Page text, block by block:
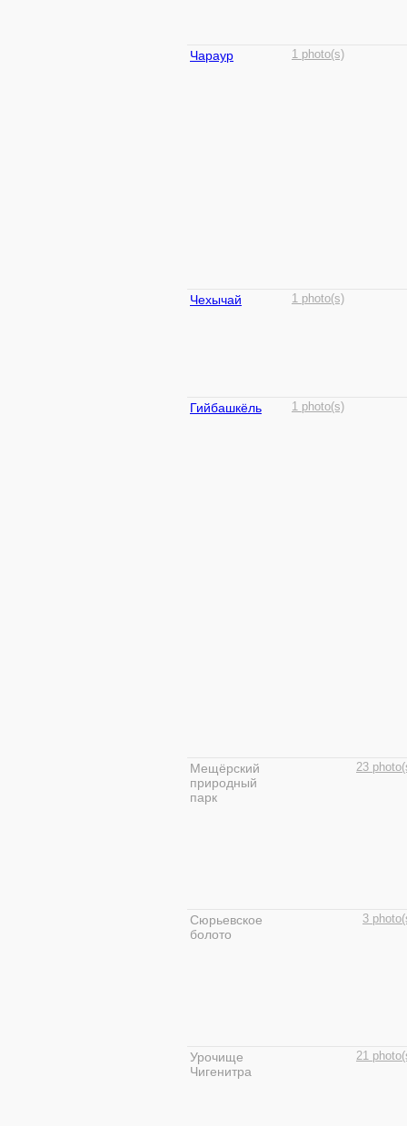
Чараур 1 photo(s)
Чехычай 1 photo(s)
Гийбашкёль 1 photo(s)
Мещёрский
природный
парк
23
Сюрьевское
болото
3
Урочище
Чигенитра
21